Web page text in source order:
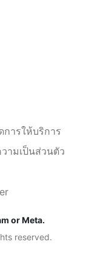
ารให้บริการ
ามเป็นส่วนตัว
or Meta.
reserved.